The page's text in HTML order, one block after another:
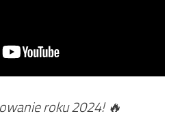
roku 2024! 🔥